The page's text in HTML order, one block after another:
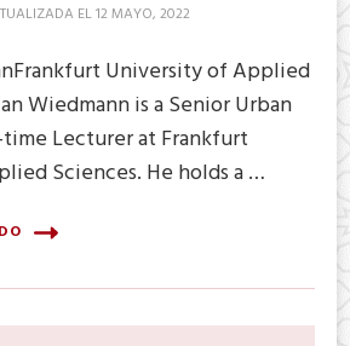
EL12 MAYO, 2022
University of Applied
Wiedmann is a Senior Urban
Lecturer at Frankfurt
Sciences. He holds a …